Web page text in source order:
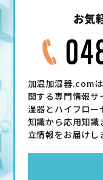
お気
加温加湿器.com
関する専門情報
湿器とハイフロー
知識から応用知識
立情報をお届けし